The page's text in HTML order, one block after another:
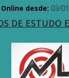
Online desde: 03/
DE ESTUDO